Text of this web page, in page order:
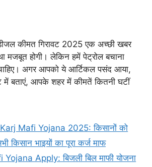
कीमत गिरावट 2025 एक अच्छी खबर
मजबूत होगी। लेकिन हमें पेट्रोल बचाना
अगर आपको ये आर्टिकल पसंद आया,
बताएं, आपके शहर में कीमतें कितनी घटीं
Mafi Yojana 2025: किसानों को
किसान भाइयों का पूरा कर्ज माफ
Apply: बिजली बिल माफी योजना